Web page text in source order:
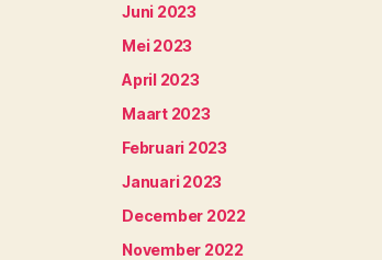
Juni 2023
Mei 2023
April 2023
Maart 2023
Februari 2023
Januari 2023
December 2022
November 2022